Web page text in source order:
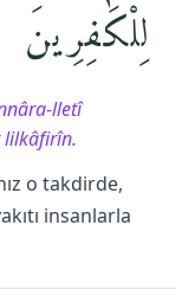
لِلْكَٰفِرِينَ
lletî
lilkâfirîn.
o takdirde,
insanlarla